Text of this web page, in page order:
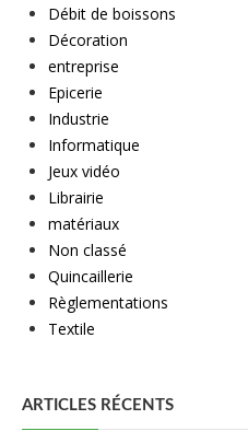
Débit de boissons
Décoration
entreprise
Epicerie
Industrie
Informatique
Jeux vidéo
Librairie
matériaux
Non classé
Quincaillerie
Règlementations
Textile
ARTICLES RÉCENTS